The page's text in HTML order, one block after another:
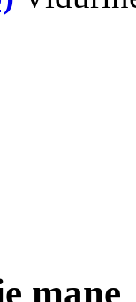
mane